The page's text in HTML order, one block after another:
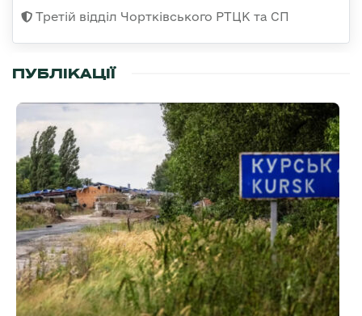
Третій відділ Чортківського РТЦК та СП
ПУБЛІКАЦІЇ